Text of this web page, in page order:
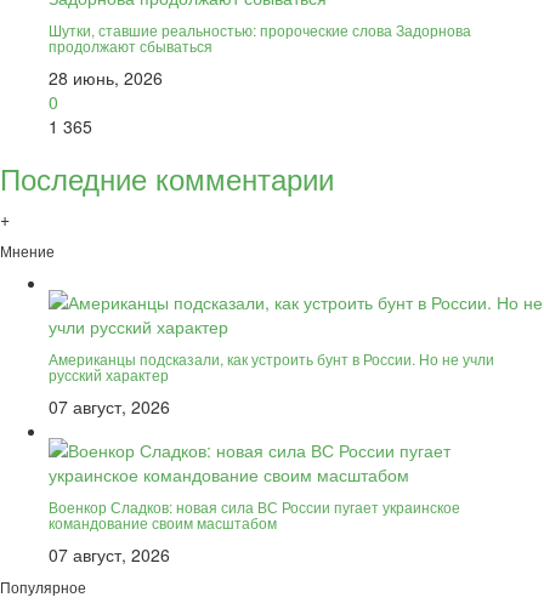
Шутки, ставшие реальностью: пророческие слова Задорнова
продолжают сбываться
28 июнь, 2026
0
1 365
Последние комментарии
+
Мнение
Американцы подсказали, как устроить бунт в России. Но не учли
русский характер
07 август, 2026
Военкор Сладков: новая сила ВС России пугает украинское
командование своим масштабом
07 август, 2026
Популярное